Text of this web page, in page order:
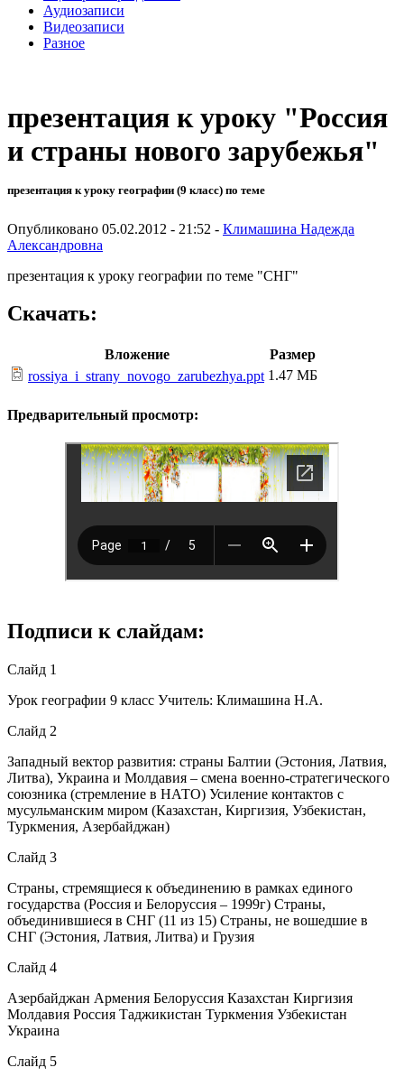
Аудиозаписи
Видеозаписи
Разное
презентация к уроку "Россия
и страны нового зарубежья"
презентация к уроку географии (9 класс) по теме
Опубликовано 05.02.2012 - 21:52 - Климашина Надежда
Александровна
презентация к уроку географии по теме "СНГ"
Скачать:
Вложение
Размер
rossiya_i_strany_novogo_zarubezhya.ppt 1.47 МБ
Предварительный просмотр:
Подписи к слайдам:
Слайд 1
Урок географии 9 класс Учитель: Климашина Н.А.
Слайд 2
Западный вектор развития: страны Балтии (Эстония, Латвия,
Литва), Украина и Молдавия – смена военно-стратегического
союзника (стремление в НАТО) Усиление контактов с
мусульманским миром (Казахстан, Киргизия, Узбекистан,
Туркмения, Азербайджан)
Слайд 3
Страны, стремящиеся к объединению в рамках единого
государства (Россия и Белоруссия – 1999г) Страны,
объединившиеся в СНГ (11 из 15) Страны, не вошедшие в
СНГ (Эстония, Латвия, Литва) и Грузия
Слайд 4
Азербайджан Армения Белоруссия Казахстан Киргизия
Молдавия Россия Таджикистан Туркмения Узбекистан
Украина
Слайд 5